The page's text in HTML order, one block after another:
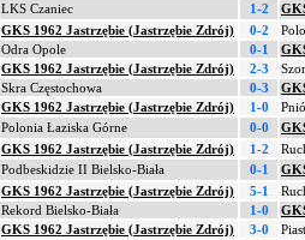
LKS Czaniec 1-2
GKS 1962 Jastrzębie (Jastrzębie Zdrój) 0-2
Odra Opole 0-1
GKS 1962 Jastrzębie (Jastrzębie Zdrój) 2-3
Skra Częstochowa 0-3
GKS 1962 Jastrzębie (Jastrzębie Zdrój) 1-0
Polonia Łaziska Górne 0-0
GKS 1962 Jastrzębie (Jastrzębie Zdrój) 1-2
Podbeskidzie II Bielsko-Biała 0-1
GKS 1962 Jastrzębie (Jastrzębie Zdrój) 5-1
Rekord Bielsko-Biała 1-0
GKS 1962 Jastrzębie (Jastrzębie Zdrój) 3-0